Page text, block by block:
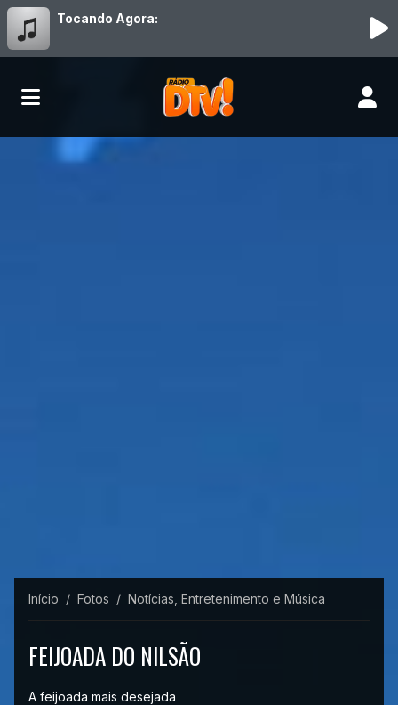
Tocando Agora:
Início Fotos Notícias, Entretenimento e Música
FEIJOADA DO NILSÃO
A feijoada mais desejada